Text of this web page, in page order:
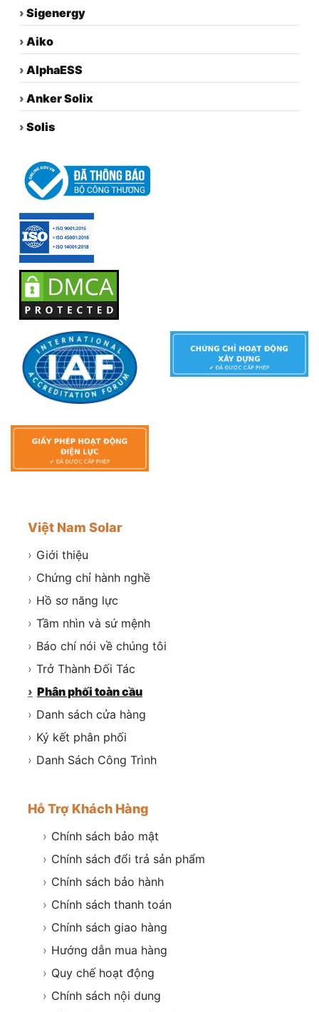
› Sigenergy
› Aiko
› AlphaESS
› Anker Solix
› Solis
Việt Nam Solar
› Giới thiệu
› Chứng chỉ hành nghề
› Hồ sơ năng lực
› Tầm nhìn và sứ mệnh
› Báo chí nói về chúng tôi
› Trở Thành Đối Tác
› Phân phối toàn cầu
› Danh sách cửa hàng
› Ký kết phân phối
› Danh Sách Công Trình
Hỗ Trợ Khách Hàng
› Chính sách bảo mật
› Chính sách đổi trả sản phẩm
› Chính sách bảo hành
› Chính sách thanh toán
› Chính sách giao hàng
› Hướng dẫn mua hàng
› Quy chế hoạt động
› Chính sách nội dung